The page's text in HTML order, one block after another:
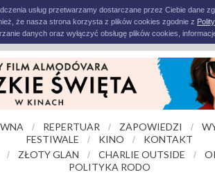
usług przetwarzamy dostarczane przez Ciebie dane
że nasza strona korzysta z plików cookies zgodnie z
danych oraz wyłączyć obsługę plików cookies,
/ REPERTUAR / ZAPOWIEDZI /
FESTIWALE
/ KINO /
KONTAKT
/ ZŁOTY GLAN / CHARLIE OUTSIDE /
POLITYKA RODO